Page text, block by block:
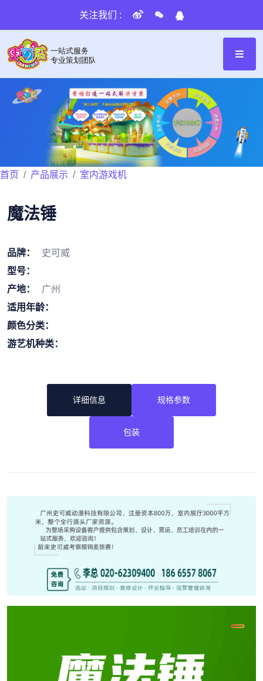
关注我们 :
首页 产品展示 室内游戏机
魔法锤
品牌：
史可威
型号：
产地：
广州
适用年龄：
颜色分类：
游艺机种类：
详细信息 规格参数
包装